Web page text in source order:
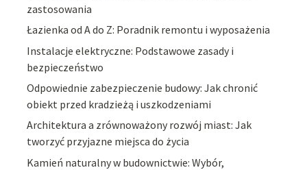
zastosowania
Łazienka od A do Z: Poradnik remontu i wyposażenia
Instalacje elektryczne: Podstawowe zasady i
bezpieczeństwo
Odpowiednie zabezpieczenie budowy: Jak chronić
obiekt przed kradzieżą i uszkodzeniami
Architektura a zrównoważony rozwój miast: Jak
tworzyć przyjazne miejsca do życia
Kamień naturalny w budownictwie: Wybór,